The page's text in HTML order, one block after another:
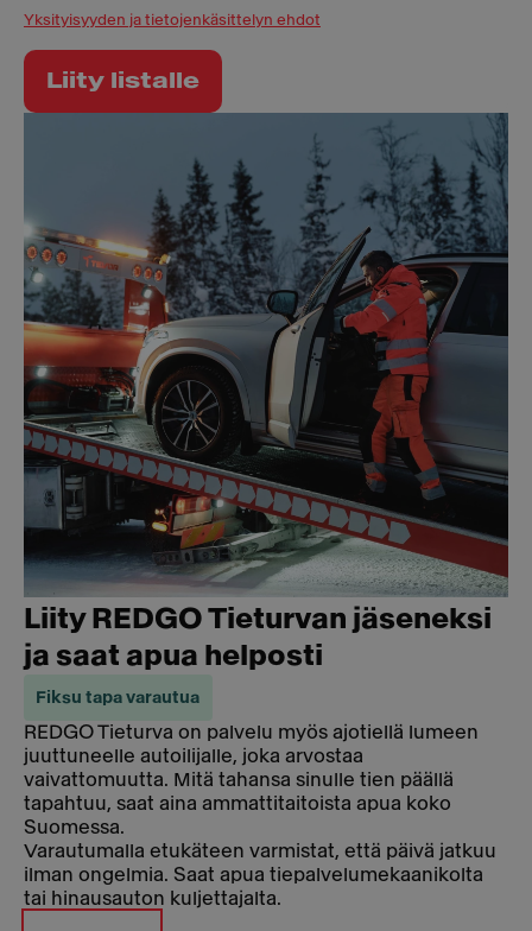
Yksityisyyden ja tietojenkäsittelyn ehdot
Liity REDGO Tieturvan jäseneksi
ja saat apua helposti
Fiksu tapa varautua
REDGO Tieturva on palvelu myös ajotiellä lumeen
juuttuneelle autoilijalle, joka arvostaa
vaivattomuutta. Mitä tahansa sinulle tien päällä
tapahtuu, saat aina ammattitaitoista apua koko
Suomessa.
Varautumalla etukäteen varmistat, että päivä jatkuu
ilman ongelmia. Saat apua tiepalvelumekaanikolta
tai hinausauton kuljettajalta.